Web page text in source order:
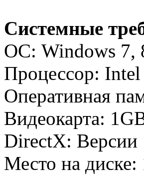
Системные
ОС: Windows 7,
Процессор:
Оперативная
Видеокарта:
DirectX: Версии
Место на диске: